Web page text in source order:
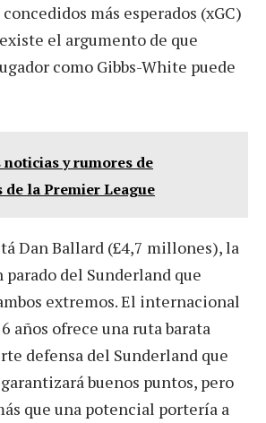
más esperados (xGC)
el argumento de que
como Gibbs-White puede
y rumores de
la Premier League
Dan Ballard (£4,7 millones), la
parado del Sunderland que
extremos. El internacional
años ofrece una ruta barata
defensa del Sunderland que
buenos puntos, pero
que una potencial portería a